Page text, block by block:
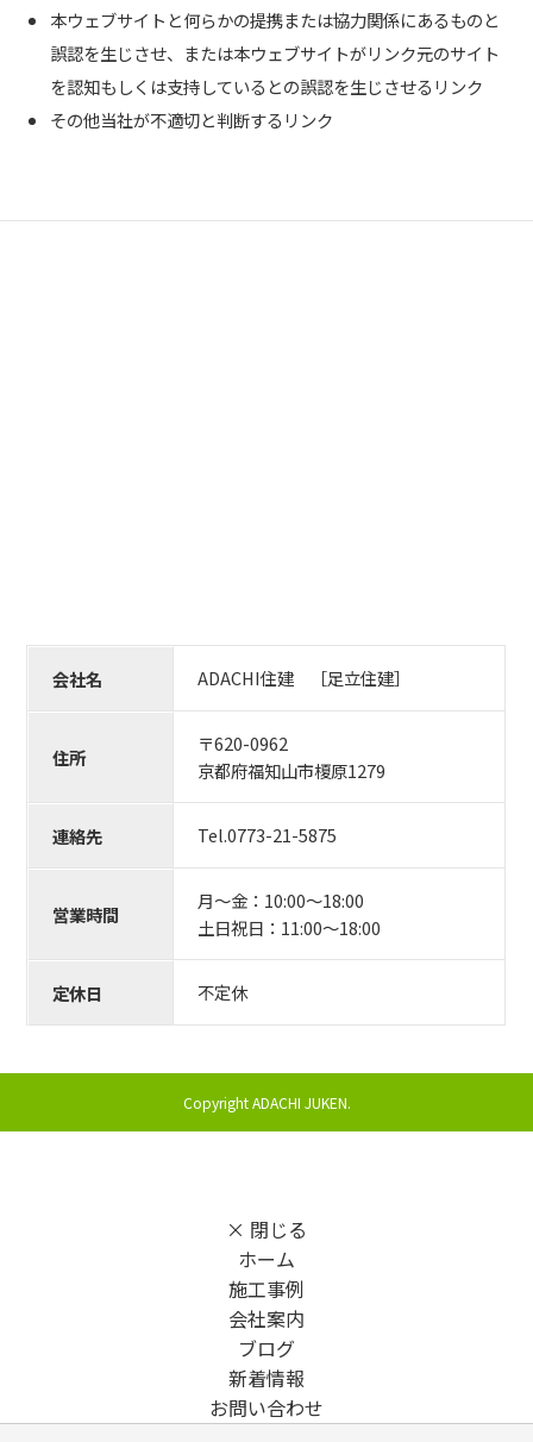
本ウェブサイトと何らかの提携または協力関係にあるものと
誤認を生じさせ、または本ウェブサイトがリンク元のサイト
を認知もしくは支持しているとの誤認を生じさせるリンク
その他当社が不適切と判断するリンク
会社名 ADACHI住建 ［足立住建］
住所
〒620-0962
京都府福知山市榎原1279
連絡先 Tel.0773-21-5875
営業時間
月〜金：10:00〜18:00
土日祝日：11:00〜18:00
定休日 不定休
Copyright ADACHI JUKEN.
× 閉じる
ホーム
施工事例
会社案内
ブログ
新着情報
お問い合わせ